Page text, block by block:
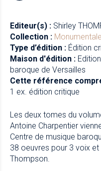
Editeur(s) : Shirley
Collection :
Type d’édition : Édition
Maison d'édition :
baroque de Versailles
Cette référence
1 ex. édition critique
Les deux tomes du
Antoine Charpentier
Centre de musique
38 oeuvres pour 3 voix
Thompson.